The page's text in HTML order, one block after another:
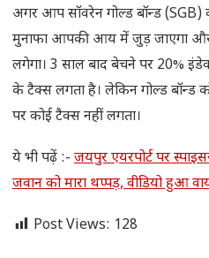
अगर आप सॉवरेन गोल्ड बॉन्ड
मुनाफा आपकी आय में जुड़ जाएगा
लगेगा। 3 साल बाद बेचने पर 20%
के टैक्स लगता है। लेकिन गोल्ड बॉन्ड
पर कोई टैक्स नहीं लगता।
ये भी पढ़ें :- जयपुर एयरपोर्ट पर
जवान को मारा थप्पड़, वीडियो हुआ
Post Views: 128